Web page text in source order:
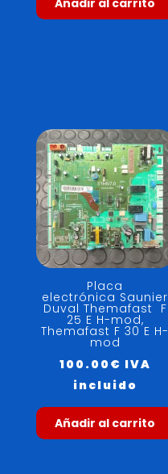
Placa
electrónica Saunier
Duval Themafast F
25 E H-mod,
Themafast F 30 E H-
mod
100.00 € IVA
incluido
Añadir al carrito